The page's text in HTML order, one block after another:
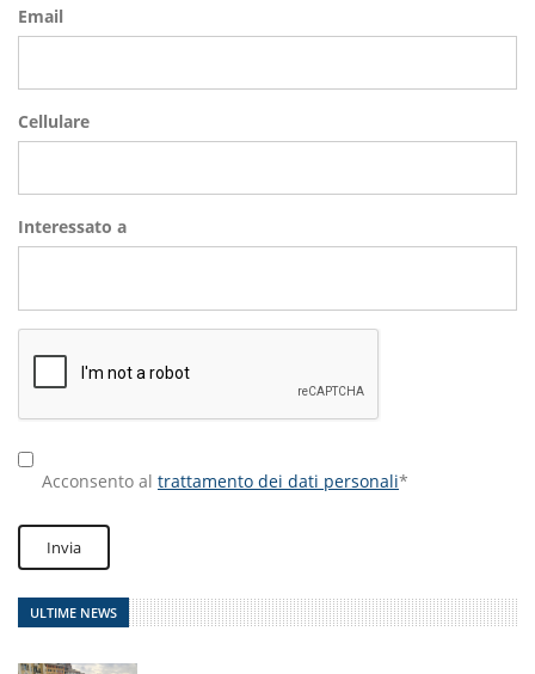
Email
Cellulare
Interessato a
Acconsento al trattamento dei dati personali*
Invia
ULTIME NEWS